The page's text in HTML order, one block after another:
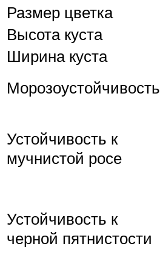
Размер цветка
Высота куста
Ширина куста
Морозоустойчивость
Устойчивость к
мучнистой росе
Устойчивость к
черной пятнистости